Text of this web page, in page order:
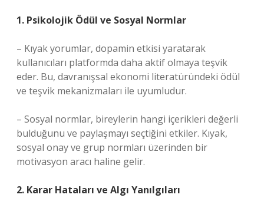
1. Psikolojik Ödül ve Sosyal Normlar
– Kıyak yorumlar, dopamin etkisi yaratarak
kullanıcıları platformda daha aktif olmaya teşvik
eder. Bu, davranışsal ekonomi literatüründeki ödül
ve teşvik mekanizmaları ile uyumludur.
– Sosyal normlar, bireylerin hangi içerikleri değerli
bulduğunu ve paylaşmayı seçtiğini etkiler. Kıyak,
sosyal onay ve grup normları üzerinden bir
motivasyon aracı haline gelir.
2. Karar Hataları ve Algı Yanılgıları